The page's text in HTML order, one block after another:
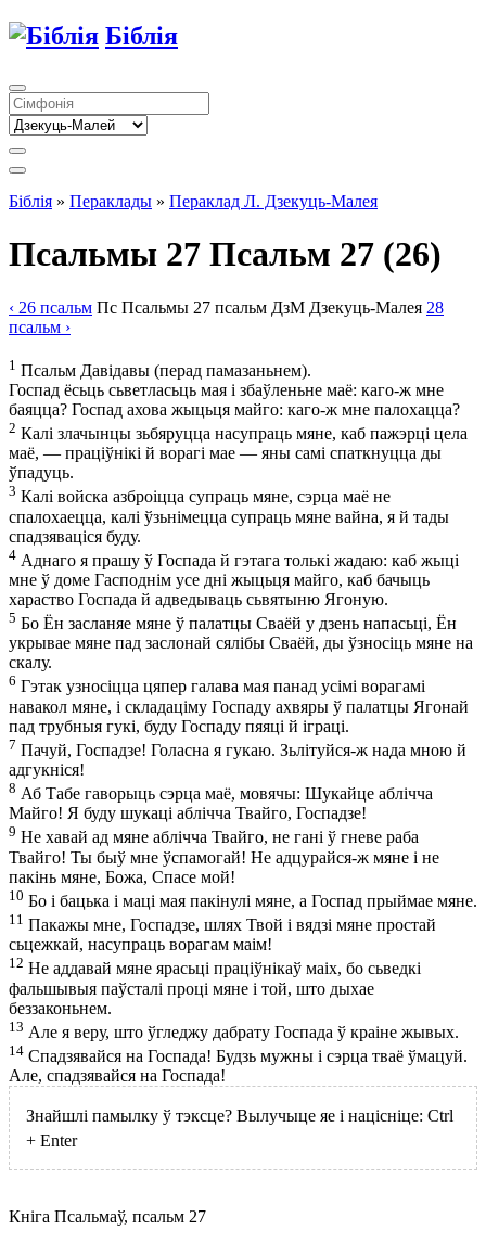
Біблія
Біблія » Пераклады » Пераклад Л. Дзекуць-Малея
Псальмы 27 Псальм 27 (26)
‹ 26 псальм Пс Псальмы 27 псальм ДзМ Дзекуць-Малея 28
псальм ›
1 Псальм Давідавы (перад памазаньнем).
Госпад ёсьць сьветласьць мая і збаўленьне маё: каго-ж мне
баяцца? Госпад ахова жыцьця майго: каго-ж мне палохацца?
2 Калі злачынцы зьбяруцца насупраць мяне, каб пажэрці цела
маё, — праціўнікі й ворагі мае — яны самі спаткнуцца ды
ўпадуць.
3 Калі войска азброіцца супраць мяне, сэрца маё не
спалохаецца, калі ўзьнімецца супраць мяне вайна, я й тады
спадзяваціся буду.
4 Аднаго я прашу ў Госпада й гэтага толькі жадаю: каб жыці
мне ў доме Гасподнім усе дні жыцьця майго, каб бачыць
хараство Госпада й адведываць сьвятыню Ягоную.
5 Бо Ён засланяе мяне ў палатцы Сваёй у дзень напасьці, Ён
укрывае мяне пад заслонай сялібы Сваёй, ды ўзносіць мяне на
скалу.
6 Гэтак узносіцца цяпер галава мая панад усімі ворагамі
навакол мяне, і складаціму Госпаду ахвяры ў палатцы Ягонай
пад трубныя гукі, буду Госпаду пяяці й іграці.
7 Пачуй, Госпадзе! Голасна я гукаю. Зьлітуйся-ж нада мною й
адгукніся!
8 Аб Табе гаворыць сэрца маё, мовячы: Шукайце аблічча
Майго! Я буду шукаці аблічча Твайго, Госпадзе!
9 Не хавай ад мяне аблічча Твайго, не гані ў гневе раба
Твайго! Ты быў мне ўспамогай! Не адцурайся-ж мяне і не
пакінь мяне, Божа, Спасе мой!
10 Бо і бацька і маці мая пакінулі мяне, а Госпад прыймае мяне.
11 Пакажы мне, Госпадзе, шлях Твой і вядзі мяне простай
сьцежкай, насупраць ворагам маім!
12 Не аддавай мяне ярасьці праціўнікаў маіх, бо сьведкі
фальшывыя паўсталі проці мяне і той, што дыхае
беззаконьнем.
13 Але я веру, што ўгледжу дабрату Госпада ў краіне жывых.
14 Спадзявайся на Госпада! Будзь мужны і сэрца тваё ўмацуй.
Але, спадзявайся на Госпада!
Знайшлі памылку ў тэксце? Вылучыце яе і націсніце: Ctrl
+ Enter
Кніга Псальмаў, псальм 27